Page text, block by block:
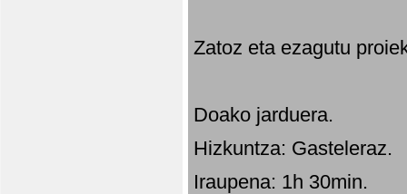
Zatoz eta ezagutu
Doako jarduera.
Hizkuntza: Gasteleraz.
Iraupena: 1h 30min.